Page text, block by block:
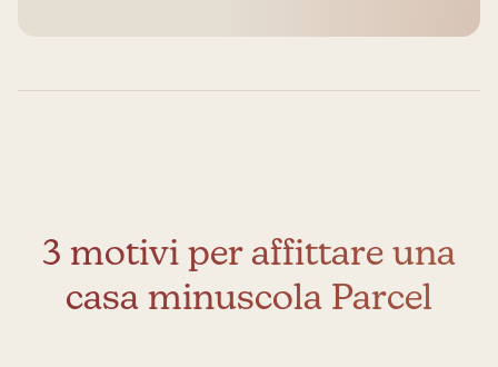
3 motivi per affittare una
casa minuscola Parcel